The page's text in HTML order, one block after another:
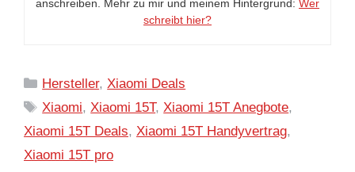
anschreiben. Mehr zu mir und meinem Hintergrund: Wer
schreibt hier?
Kategorien
Hersteller, Xiaomi Deals
Schlagwörter
Xiaomi, Xiaomi 15T, Xiaomi 15T Anegbote,
Xiaomi 15T Deals, Xiaomi 15T Handyvertrag,
Xiaomi 15T pro